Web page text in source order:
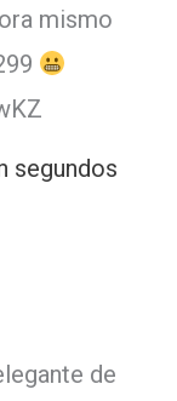
mismo
segundos
de